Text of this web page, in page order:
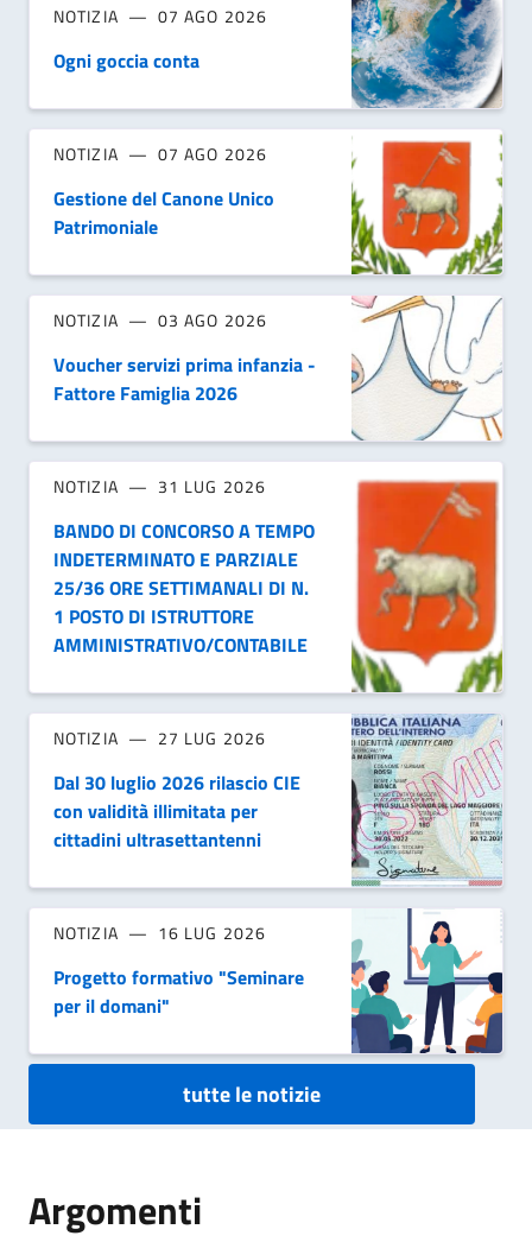
NOTIZIA 07 AGO 2026
Ogni goccia conta
NOTIZIA 07 AGO 2026
Gestione del Canone Unico
Patrimoniale
NOTIZIA 03 AGO 2026
Voucher servizi prima infanzia -
Fattore Famiglia 2026
NOTIZIA 31 LUG 2026
BANDO DI CONCORSO A TEMPO
INDETERMINATO E PARZIALE
25/36 ORE SETTIMANALI DI N.
1 POSTO DI ISTRUTTORE
AMMINISTRATIVO/CONTABILE
NOTIZIA 27 LUG 2026
Dal 30 luglio 2026 rilascio CIE
con validità illimitata per
cittadini ultrasettantenni
NOTIZIA 16 LUG 2026
Progetto formativo "Seminare
per il domani"
tutte le notizie
Argomenti